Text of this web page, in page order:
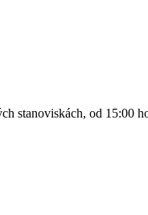
stanoviskách, od